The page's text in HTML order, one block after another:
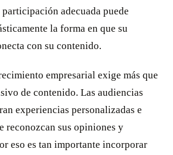
adecuada puede
la forma en que su
con su contenido.
empresarial exige más que
de contenido. Las audiencias
experiencias personalizadas e
reconozcan sus opiniones y
eso es tan importante incorporar